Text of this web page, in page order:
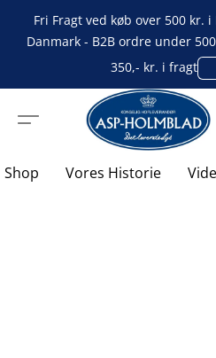
Fri Fragt ved køb over 500 kr.
Danmark - B2B ordre under
350,- kr. i fragt
Shop Vores Historie